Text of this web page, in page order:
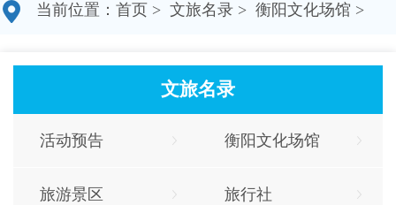
当前位置： 首页 > 文旅名录 > 衡阳文化场馆 >
文旅名录
活动预告 衡阳文化场馆
旅游景区 旅行社